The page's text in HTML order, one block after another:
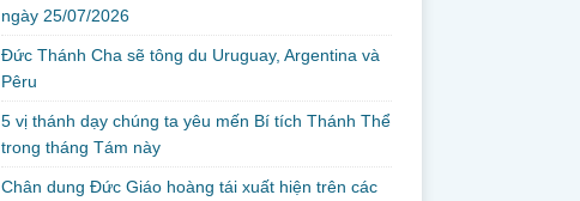
ngày 25/07/2026
Đức Thánh Cha sẽ tông du Uruguay, Argentina và
Pêru
5 vị thánh dạy chúng ta yêu mến Bí tích Thánh Thể
trong tháng Tám này
Chân dung Đức Giáo hoàng tái xuất hiện trên các